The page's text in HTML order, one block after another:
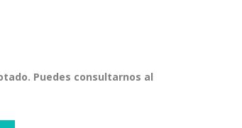
Puedes consultarnos al